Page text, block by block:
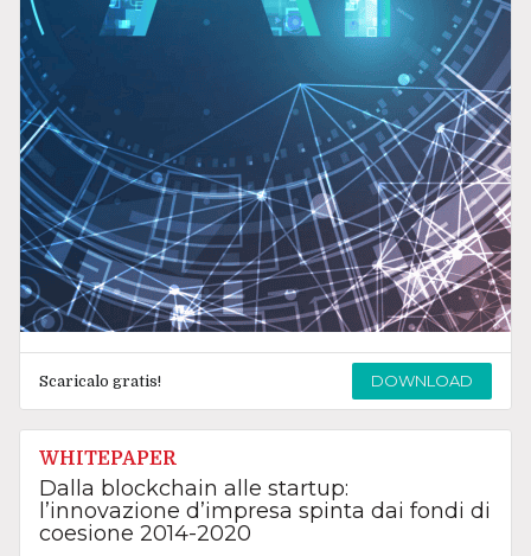
Scaricalo gratis! DOWNLOAD
WHITEPAPER
Dalla blockchain alle startup:
l’innovazione d’impresa spinta dai fondi di
coesione 2014-2020